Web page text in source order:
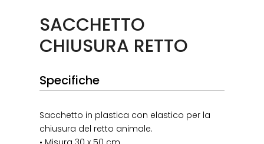
SACCHETTO
CHIUSURA RETTO
Specifiche
Sacchetto in plastica con elastico per la
chiusura del retto animale.